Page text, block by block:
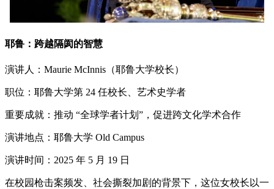
耶鲁：跨越隔阂的智慧
演讲人：Maurie McInnis（耶鲁大学校长）
职位：耶鲁大学第 24 任校长、艺术史学者
重要成就：推动 “全球学者计划”，促进跨文化学术合作
演讲地点：耶鲁大学 Old Campus
演讲时间：2025 年 5 月 19 日
在校园枪击案频发、社会撕裂加剧的背景下，这位女校长以一